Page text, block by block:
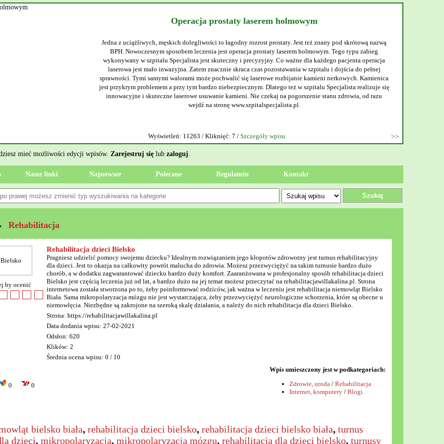
Operacja prostaty laserem holmowym
Jedna z uciążliwych, męskich dolegliwości to łagodny rozrost prostaty. Jest też znany pod skrótową nazwą
BPH. Nowoczesnym sposobem leczenia jest operacja prostaty laserem holmowym. Tego typu zabieg
wykonywany w szpitalu Specjalista jest skuteczny i precyzyjny. Co ważne dla każdego pacjenta operacja
laserowa jest mało inwazyjna. Zatem znacznie skraca czas pozostawania w szpitalu i dojścia do pełnej
sprawności. Tymi samymi walorami może pochwalić się laserowe rozbijanie kamieni nerkowych. Kamienica
jest przykrym problemem a przy tym bardzo niebezpiecznym. Dlatego też w szpitalu Specjalista realizuje się
innowacyjne i skuteczne laserowe usuwanie kamieni. Nie czekaj na pogorszenie stanu zdrowia, od razu
wejdź na stronę www.szpitalspecjalista.pl.
Wyświetleń: 11263 / Kliknięć: 7 / Szczegóły wpisu
mieć możliwości edycji wpisów. Zarejestruj się lub zaloguj.
Nasze linki Najnowsze Polecane Regulamin Kontakt
Szukaj
Rehabilitacja
by ocenić
Rehabilitacja dzieci Bielsko
Pragniesz udzielić pomocy swojemu dziecku? Idealnym rozwiązaniem jego kłopotów zdrowotny jest turnus rehabilitacyjny
dla dzieci. Jest to okazja na całkowity powrót malucha do zdrowia. Możesz przezwyciężyć na takim turnusie bardzo dużo
chorób, a w dodatku zagwarantować dziecku bardzo duży komfort. Zaaranżowana w profesjonalny sposób rehabilitacja dzieci
Bielsko jest częścią leczenia już od lat, a bardzo dużo na jej temat możesz przeczytać na rehabilitacjawillakalina.pl. Strona
internetowa została stworzona po to, żeby poinformować rodziców, jak ważna w leczeniu jest rehabilitacja niemowląt Bielsko
Biała. Sama mikropolaryzacja mózgu nie jest wystarczająca, żeby przezwyciężyć neurologiczne schorzenia, które są obecne u
niemowlęcia. Niezbędne są zakrojone na szeroką skalę działania, a należy do nich rehabilitacja dla dzieci Bielsko.
Strona: https://rehabilitacjawillakalina.pl
Data dodania wpisu: 27-02-2021
Odsłon: 620
Klików: 2
Średnia ocena wpisu: 0 / 10
0 0
Wpis umieszczony jest w podkategoriach:
Zdrowie, uroda / Rehabilitacja
Internet, komputery / Blogi
bielsko biała, rehabilitacja dzieci bielsko, rehabilitacja dzieci bielsko biała, turnus
dzieci, mikropolaryzacja, mikropolaryzacja mózgu, rehabilitacja dla dzieci bielsko, turnusy